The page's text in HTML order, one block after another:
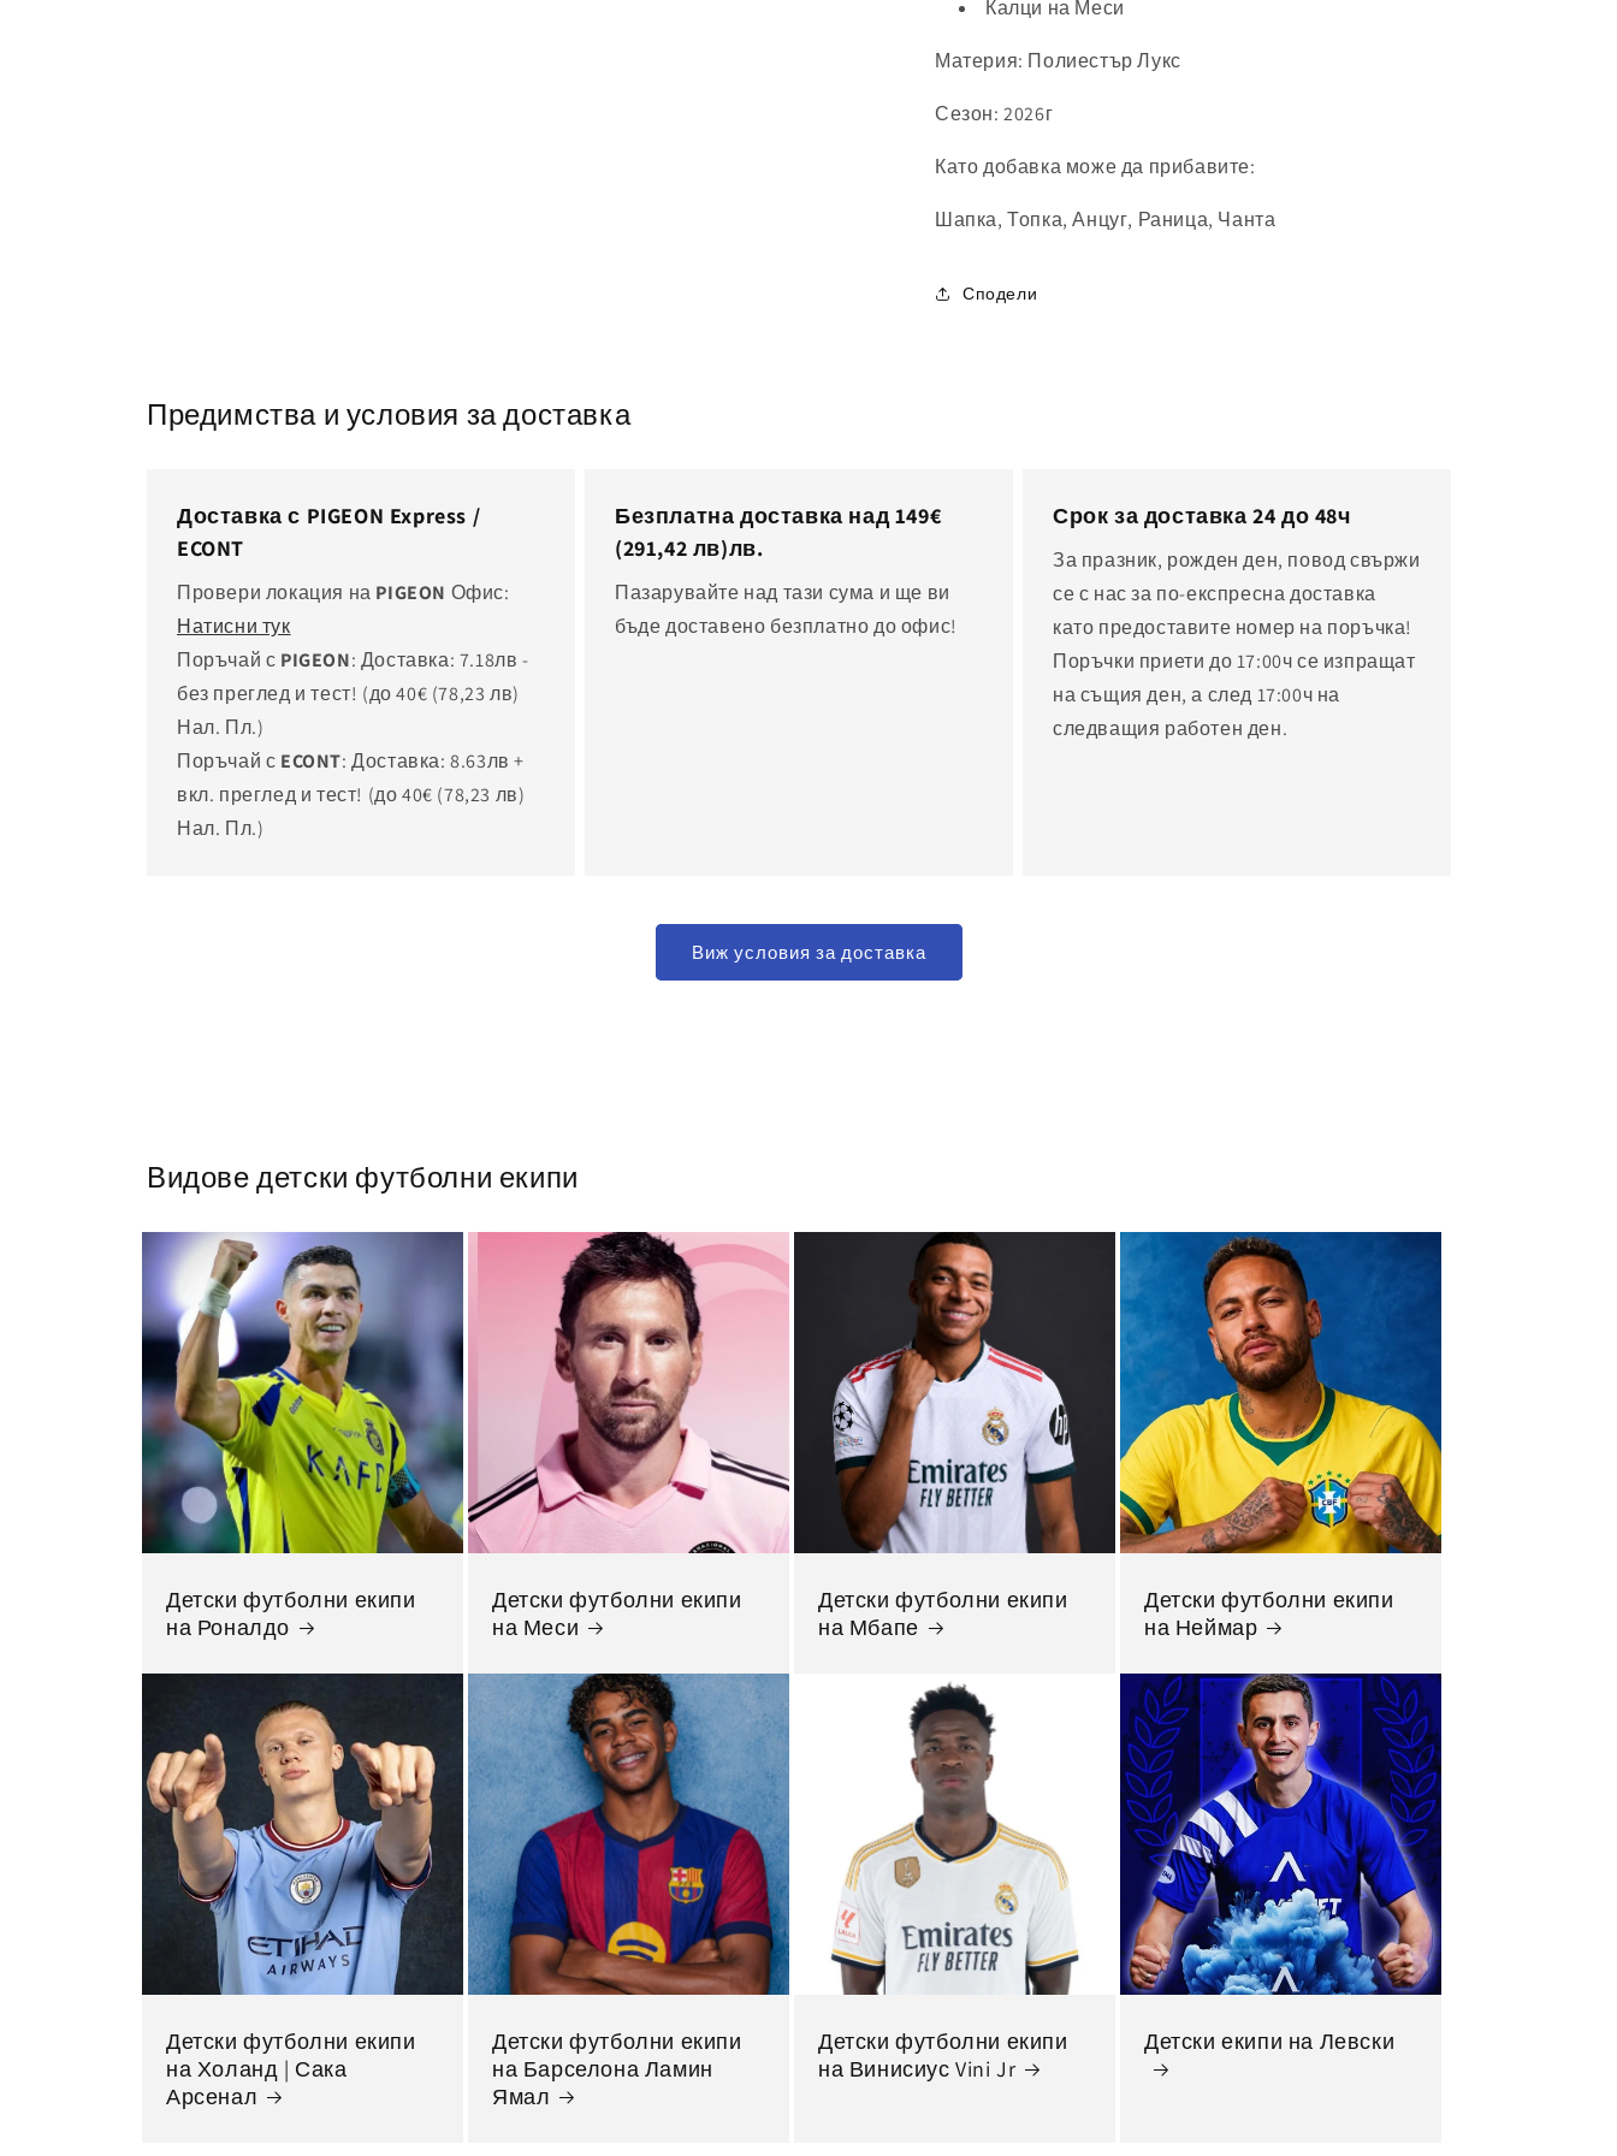
Калци на Меси
Материя: Полиестър Лукс
Сезон: 2026г
Като добавка може да прибавите:
Шапка, Топка, Анцуг, Раница, Чанта
Сподели
Предимства и условия за доставка
Доставка с PIGEON Express /
ECONT
Провери локация на PIGEON Офис:
Натисни тук
Поръчай с PIGEON: Доставка: 7.18лв -
без преглед и тест! (до 40€ (78,23 лв)
Нал. Пл.)
Поръчай с ECONT: Доставка: 8.63лв +
вкл. преглед и тест! (до 40€ (78,23 лв)
Нал. Пл.)
Безплатна доставка над 149€
(291,42 лв)лв.
Пазарувайте над тази сума и ще ви
бъде доставено безплатно до офис!
Срок за доставка 24 до 48ч
За празник, рожден ден, повод свържи
се с нас за по-експресна доставка
като предоставите номер на поръчка!
Поръчки приети до 17:00ч се изпращат
на същия ден, а след 17:00ч на
следващия работен ден.
Виж условия за доставка
Видове детски футболни екипи
Детски футболни екипи
на Роналдо
Детски футболни екипи
на Меси
Детски футболни екипи
на Мбапе
Детски футболни екипи
на Неймар
Детски футболни екипи
на Холанд | Сака
Арсенал
Детски футболни екипи
на Барселона Ламин
Ямал
Детски футболни екипи
на Винисиус Vini Jr
Детски екипи на Левски